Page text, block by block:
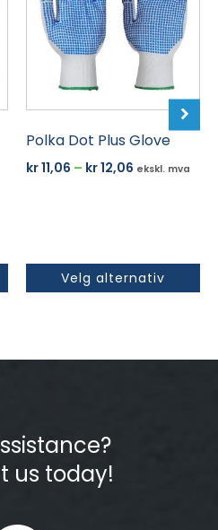
Polka Dot Plus Glove
kr11,06 – kr12,06Prisområde:
ekskl. mva
Velg alternativ
flere
varianter.
Alternativene
velges
produktsiden
us today!